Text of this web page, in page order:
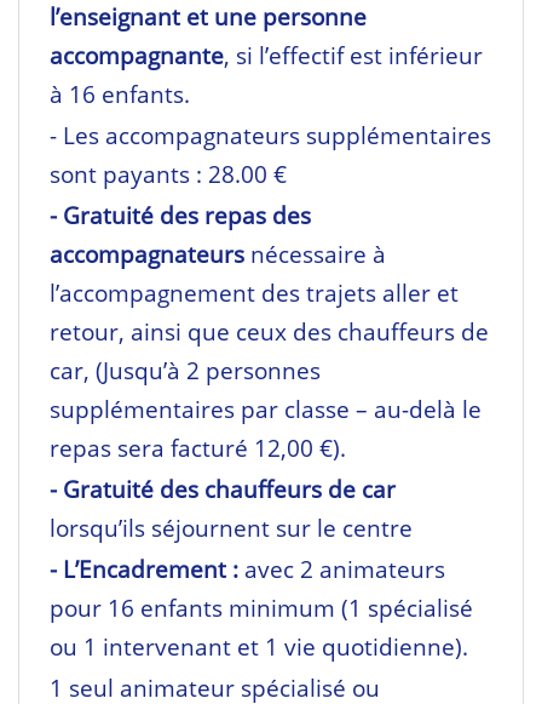
l’enseignant et une personne
accompagnante, si l’effectif est inférieur
à 16 enfants.
- Les accompagnateurs supplémentaires
sont payants : 28.00 €
- Gratuité des repas des
accompagnateurs nécessaire à
l’accompagnement des trajets aller et
retour, ainsi que ceux des chauffeurs de
car, (Jusqu’à 2 personnes
supplémentaires par classe – au-delà le
repas sera facturé 12,00 €).
- Gratuité des chauffeurs de car
lorsqu’ils séjournent sur le centre
- L’Encadrement : avec 2 animateurs
pour 16 enfants minimum (1 spécialisé
ou 1 intervenant et 1 vie quotidienne).
1 seul animateur spécialisé ou